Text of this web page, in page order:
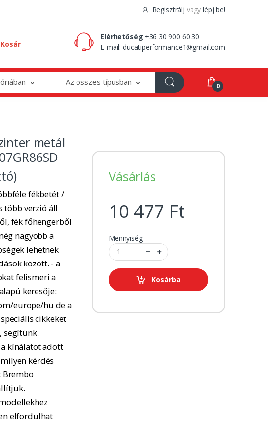
Regisztrálj vagy lépj be!
Kosár
Elérhetőség +36 30 900 60 30
E-mail:ducatiperformance1@gmail.com
Az összes típusban 0
metál
fékbetét /
több verzió áll
fék főhengerből
nagyobb a
lehetnek
között. - a
felismeri a
keresője:
europe/hu de a
cikkeket
segítünk.
a kínálatot adott
kérdés
Brembo
elfordulhat
Vásárlás
10 477 Ft
Mennyiség
Kosárba